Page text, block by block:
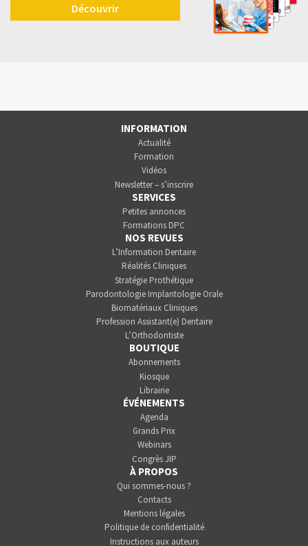
Découvrir
INFORMATION
Actualité
Formation
Vidéos
Newsletter – s’inscrire
SERVICES
Petites annonces
Formations DPC
NOS REVUES
L’Information Dentaire
Réalités Cliniques
Stratégie Prothétique
Parodontologie Implantologie Orale
Biomatériaux Cliniques
Profession Assistant(e) Dentaire
L’Orthodontiste
BOUTIQUE
Abonnements
Kiosque
Librairie
ÉVÉNEMENTS
Agenda
Grands Prix
Webinars
Congrès JIP
À PROPOS
Qui sommes-nous ?
Contacts
Mentions légales
Politique de confidentialité
Instructions aux auteurs